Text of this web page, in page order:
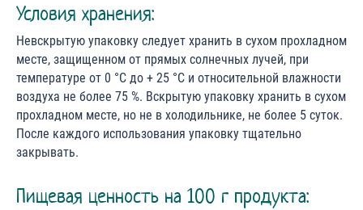
Условия хранения:
Невскрытую упаковку следует хранить в сухом прохладном
месте, защищенном от прямых солнечных лучей, при
температуре от 0 °С до + 25 °С и относительной влажности
воздуха не более 75 %. Вскрытую упаковку хранить в сухом
прохладном месте, но не в холодильнике, не более 5 суток.
После каждого использования упаковку тщательно
закрывать.
Пищевая ценность на 100 г продукта: